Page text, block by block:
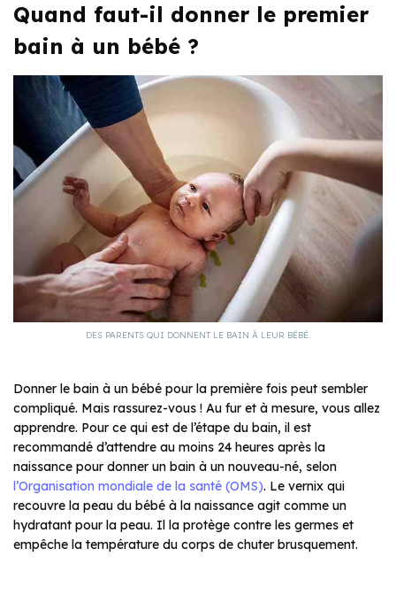
Quand faut-il donner le premier
bain à un bébé ?
DES PARENTS QUI DONNENT LE BAIN À LEUR BÉBÉ.
Donner le bain à un bébé pour la première fois peut sembler
compliqué. Mais rassurez-vous ! Au fur et à mesure, vous allez
apprendre. Pour ce qui est de l’étape du bain, il est
recommandé d’attendre au moins 24 heures après la
naissance pour donner un bain à un nouveau-né, selon
l’Organisation mondiale de la santé (OMS). Le vernix qui
recouvre la peau du bébé à la naissance agit comme un
hydratant pour la peau. Il la protège contre les germes et
empêche la température du corps de chuter brusquement.